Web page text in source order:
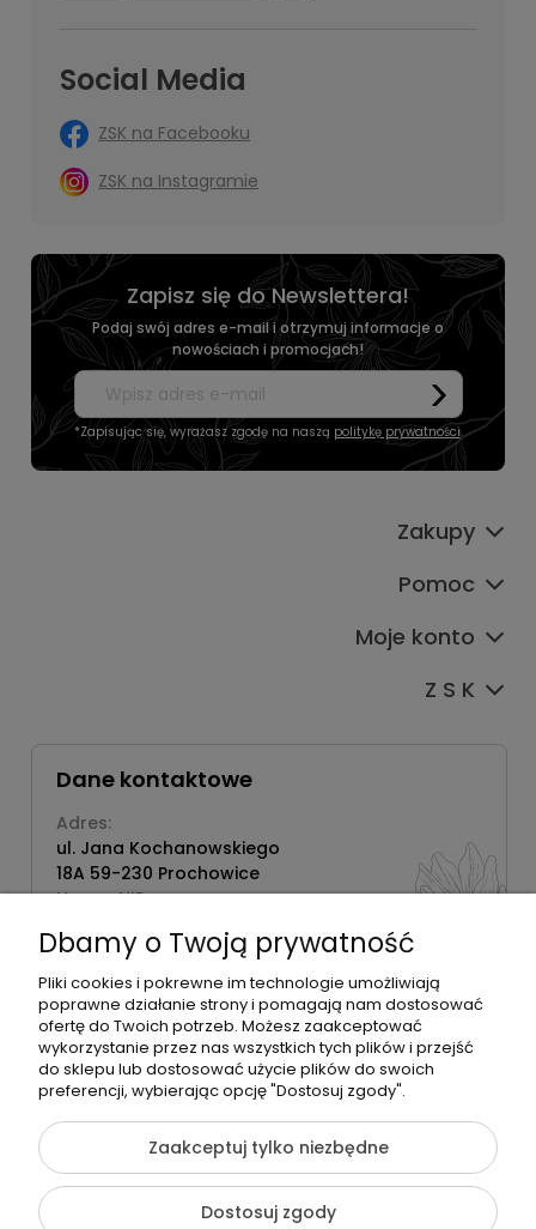
Social Media
ZSK na Facebooku
ZSK na Instagramie
Zapisz się do Newslettera!
Podaj swój adres e-mail i otrzymuj informacje o
nowościach i promocjach!
*Zapisując się, wyrażasz zgodę na naszą politykę prywatności.
Zakupy
Pomoc
Moje konto
Z S K
Dane kontaktowe
Adres:
ul. Jana Kochanowskiego
18A 59-230 Prochowice
Numer NIP:
Telefon:
518358020
©2026 Wszelkie Prawa Zastrzeżone | Zrób Sobie Krem
Szablon Flex byEcommercy
Dbamy o Twoją prywatność
Pliki cookies i pokrewne im technologie umożliwiają
poprawne działanie strony i pomagają nam dostosować
ofertę do Twoich potrzeb. Możesz zaakceptować
wykorzystanie przez nas wszystkich tych plików i przejść
do sklepu lub dostosować użycie plików do swoich
preferencji, wybierając opcję "Dostosuj zgody".
Zaakceptuj tylko niezbędne
Dostosuj zgody